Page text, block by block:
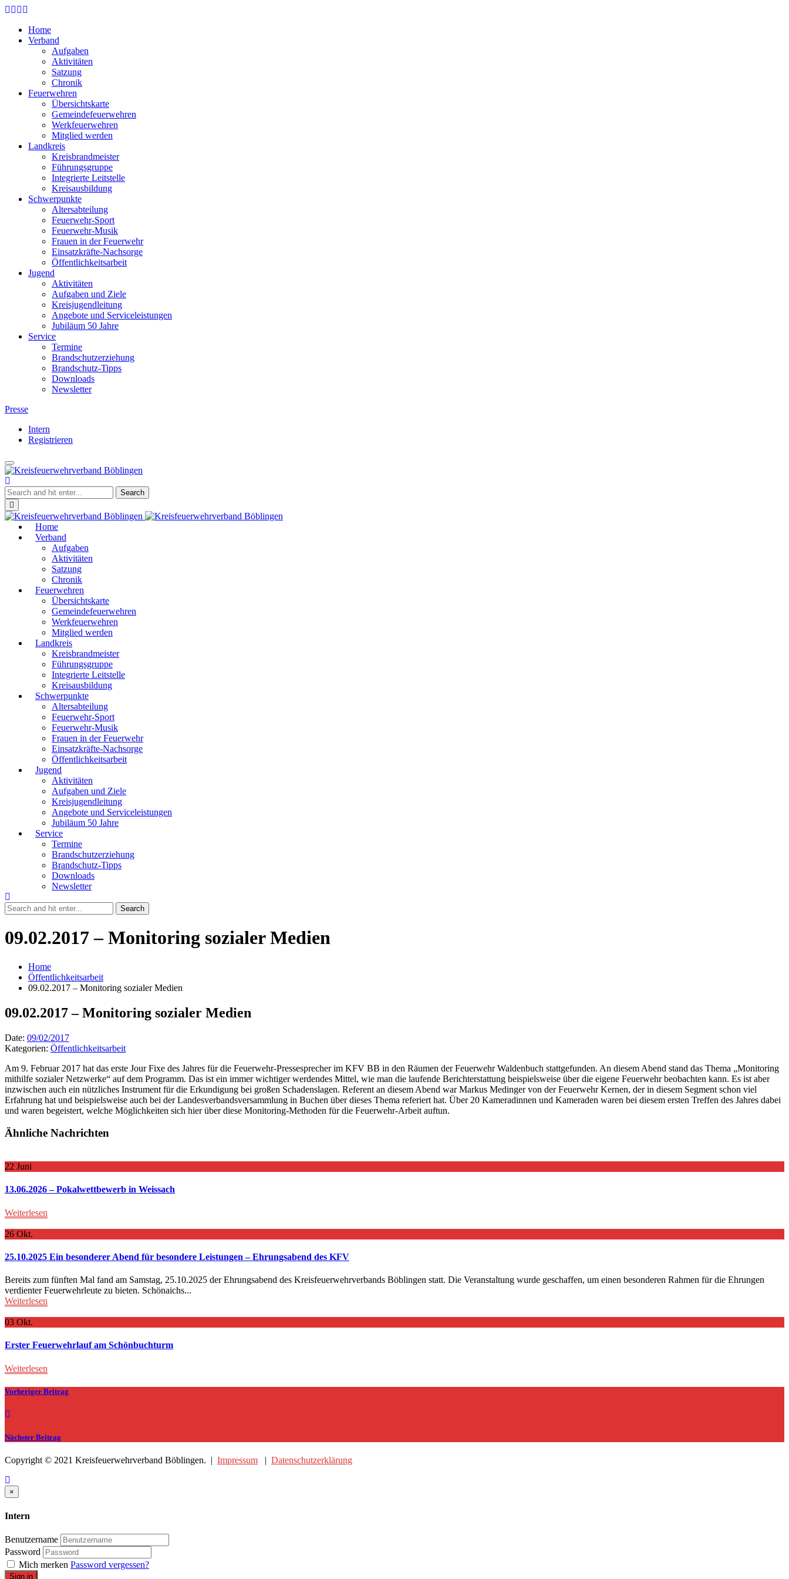
Skip
main
content
Home
Verband
Aufgaben
Aktivitäten
Satzung
Chronik
Feuerwehren
Übersichtskarte
Gemeindefeuerwehren
Werkfeuerwehren
Mitglied werden
Landkreis
Kreisbrandmeister
Führungsgruppe
Integrierte Leitstelle
Kreisausbildung
Schwerpunkte
Altersabteilung
Feuerwehr-Sport
Feuerwehr-Musik
Frauen in der Feuerwehr
Einsatzkräfte-Nachsorge
Öffentlichkeitsarbeit
Jugend
Aktivitäten
Aufgaben und Ziele
Kreisjugendleitung
Angebote und Serviceleistungen
Jubiläum 50 Jahre
Service
Termine
Brandschutzerziehung
Brandschutz-Tipps
Downloads
Newsletter
Presse
Intern
Registrieren
Toggle
navigation
Home
Verband
Aufgaben
Aktivitäten
Satzung
Chronik
Feuerwehren
Übersichtskarte
Gemeindefeuerwehren
Werkfeuerwehren
Mitglied werden
Landkreis
Kreisbrandmeister
Führungsgruppe
Integrierte Leitstelle
Kreisausbildung
Schwerpunkte
Altersabteilung
Feuerwehr-Sport
Feuerwehr-Musik
Frauen in der Feuerwehr
Einsatzkräfte-Nachsorge
Öffentlichkeitsarbeit
Jugend
Aktivitäten
Aufgaben und Ziele
Kreisjugendleitung
Angebote und Serviceleistungen
Jubiläum 50 Jahre
Service
Termine
Brandschutzerziehung
Brandschutz-Tipps
Downloads
Newsletter
09.02.2017 – Monitoring sozialer Medien
Home
Öffentlichkeitsarbeit
09.02.2017 – Monitoring sozialer Medien
09.02.2017 – Monitoring sozialer Medien
Date: 09/02/2017
Kategorien: Öffentlichkeitsarbeit
Am 9. Februar 2017 hat das erste Jour Fixe des Jahres für die Feuerwehr-Pressesprecher im KFV BB in den Räumen der Feuerwehr Waldenbuch stattgefunden. An diesem Abend stand das Thema „Monitoring
mithilfe sozialer Netzwerke“ auf dem Programm. Das ist ein immer wichtiger werdendes Mittel, wie man die laufende Berichterstattung beispielsweise über die eigene Feuerwehr beobachten kann. Es ist aber
inzwischen auch ein nützliches Instrument für die Erkundigung bei großen Schadenslagen. Referent an diesem Abend war Markus Medinger von der Feuerwehr Kernen, der in diesem Segment schon viel
Erfahrung hat und beispielsweise auch bei der Landesverbandsversammlung in Buchen über dieses Thema referiert hat. Über 20 Kameradinnen und Kameraden waren bei diesem ersten Treffen des Jahres dabei
und waren begeistert, welche Möglichkeiten sich hier über diese Monitoring-Methoden für die Feuerwehr-Arbeit auftun.
Ähnliche Nachrichten
22 Juni
13.06.2026 – Pokalwettbewerb in Weissach
Weiterlesen
26 Okt.
25.10.2025 Ein besonderer Abend für besondere Leistungen – Ehrungsabend des KFV
Bereits zum fünften Mal fand am Samstag, 25.10.2025 der Ehrungsabend des Kreisfeuerwehrverbands Böblingen statt. Die Veranstaltung wurde geschaffen, um einen besonderen Rahmen für die Ehrungen
verdienter Feuerwehrleute zu bieten. Schönaichs...
Weiterlesen
03 Okt.
Erster Feuerwehrlauf am Schönbuchturm
Weiterlesen
Vorheriger Beitrag
Nächster Beitrag
Copyright © 2021 Kreisfeuerwehrverband Böblingen. | Impressum | Datenschutzerklärung
×
Intern
Benutzername
Password
Mich merken Password vergessen?
Sign in